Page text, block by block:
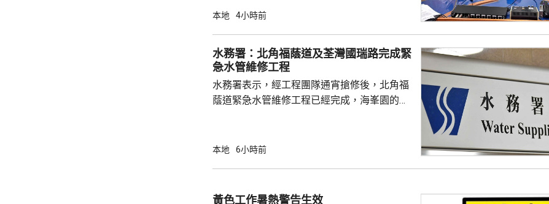
系名譽臨床副教授關日華認為是個別事件，形
的抗體會降低，亦要視乎病人本身有否先天性
問題，令免疫力減弱。 衞生防護中心指截至7
月底，錄得12名兒童流感引發嚴重併發症...
本地 4小時前
水務署：北角福蔭道及荃灣國瑞路完成緊
急水管維修工程
水務署表示，經工程團隊通宵搶修後，北角福
蔭道緊急水管維修工程已經完成，海峯園的食
應於凌晨4時起陸續恢復正常。
本地 6小時前
黃色工作暑熱警告生效